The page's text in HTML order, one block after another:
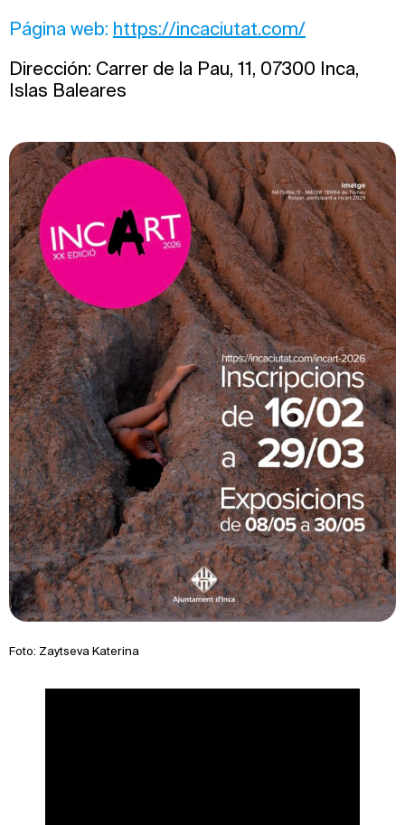
Página web: https://incaciutat.com/
Dirección: Carrer de la Pau, 11, 07300 Inca,
Islas Baleares
Foto: Zaytseva Katerina